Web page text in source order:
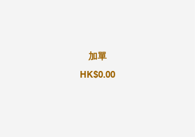
加單
HK$0.00